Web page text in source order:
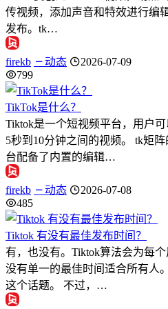
传视频，添加声音和特效进行编
发布。tk…
firekb 动态
2026-07-09
799
TikTok是什么？
Tiktok是一个短视频平台，用户
5秒到10分钟之间的视频。 tk矩
台配备了内置的编辑…
firekb 动态
2026-07-08
485
Tiktok 有没有最佳发布时间？
有，也没有。Tiktok算法会为每
没有单一的最佳时间适合所有人
这个话题。 不过，…